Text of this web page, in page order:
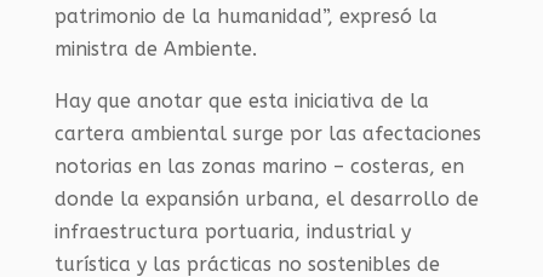
patrimonio de la humanidad”, expresó la
ministra de Ambiente.
Hay que anotar que esta iniciativa de la
cartera ambiental surge por las afectaciones
notorias en las zonas marino – costeras, en
donde la expansión urbana, el desarrollo de
infraestructura portuaria, industrial y
turística y las prácticas no sostenibles de